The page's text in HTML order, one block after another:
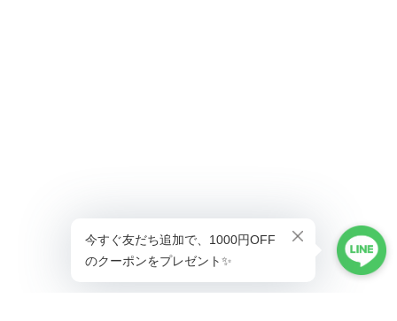
ショップに質問する